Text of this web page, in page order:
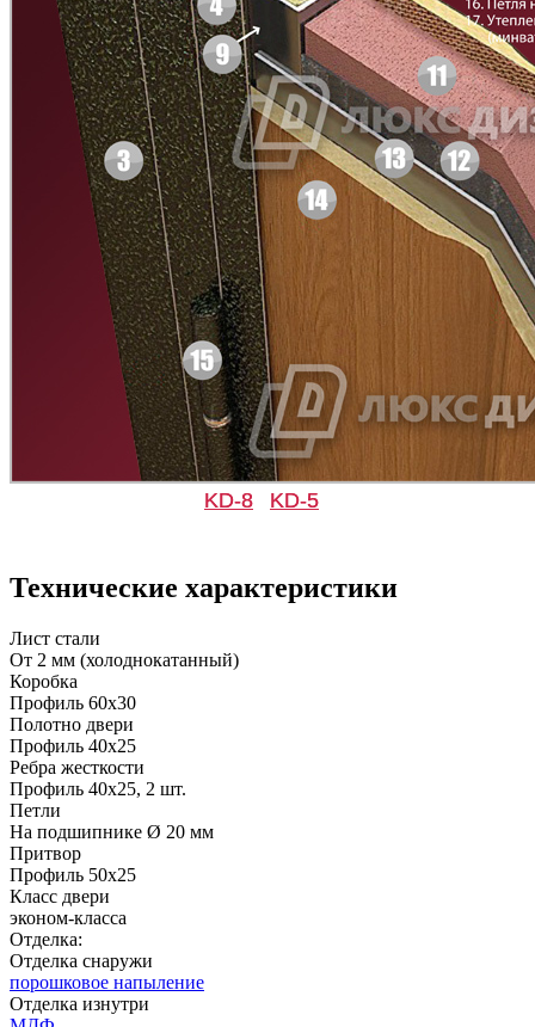
Д-33 Д-35 Н
Д-35 СС
Д-36 46 30
Д-36 С
Рисунок 9 Рисунок 10
Рисунок 13
C45 C46
C48
C49 C50
C51
KD-8 KD-5
Технические характеристики
Лист стали
От 2 мм (холоднокатанный)
Коробка
Профиль 60х30
Полотно двери
Профиль 40х25
Ребра жесткости
Профиль 40х25, 2 шт.
Петли
На подшипнике Ø 20 мм
Притвор
Профиль 50х25
Класс двери
эконом-класса
Отделка:
Отделка снаружи
порошковое напыление
Отделка изнутри